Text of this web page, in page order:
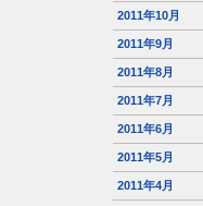
2011年10月
2011年9月
2011年8月
2011年7月
2011年6月
2011年5月
2011年4月